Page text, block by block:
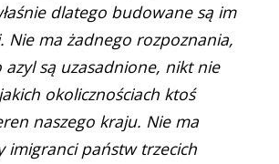
dlatego budowane są im
Nie ma żadnego rozpoznania,
azyl są uzasadnione, nikt nie
okolicznościach ktoś
naszego kraju. Nie ma
imigranci państw trzecich